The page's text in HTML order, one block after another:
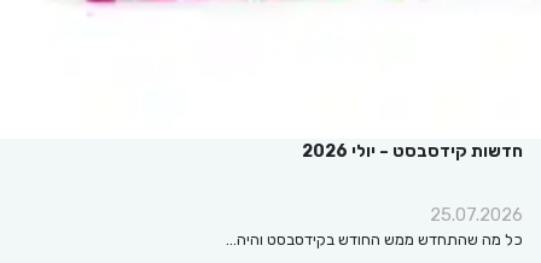
חדשות קידסבסט – יולי 2026
25.07.2026
כל מה שהתחדש ממש החודש בקידסבסט והיה…